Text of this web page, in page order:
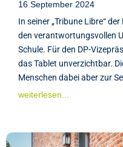
16 September 2024
In seiner „Tribune Libre“
den verantwortungsvollen
Schule. Für den DP-
das Tablet unverzichtbar.
Menschen dabei aber zur
weiterlesen...